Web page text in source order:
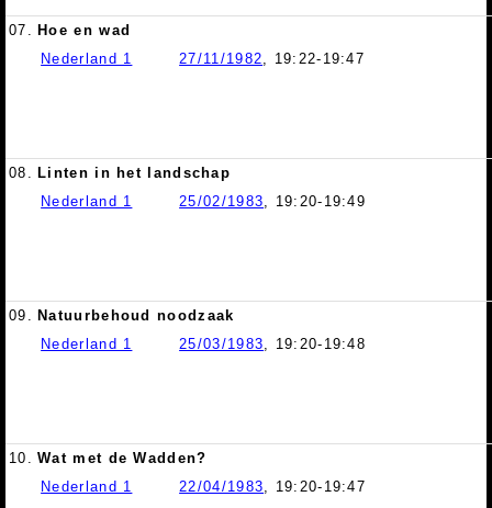
07.
Hoe en wad
Nederland 1
27/11/1982 , 19:22-19:47
08.
Linten in het landschap
Nederland 1
25/02/1983 , 19:20-19:49
09.
Natuurbehoud noodzaak
Nederland 1
25/03/1983 , 19:20-19:48
10.
Wat met de Wadden?
Nederland 1
22/04/1983 , 19:20-19:47